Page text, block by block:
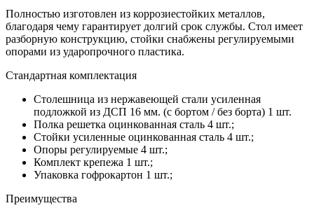
Полностью изготовлен из коррозиестойких металлов,
благодаря чему гарантирует долгий срок службы. Стол имеет
разборную конструкцию, стойки снабжены регулируемыми
опорами из ударопрочного пластика.
Стандартная комплектация
Столешница из нержавеющей стали усиленная
подложкой из ДСП 16 мм. (с бортом / без борта) 1 шт.
Полка решетка оцинкованная сталь 4 шт.;
Стойки усиленные оцинкованная сталь 4 шт.;
Опоры регулируемые 4 шт.;
Комплект крепежа 1 шт.;
Упаковка гофрокартон 1 шт.;
Преимущества